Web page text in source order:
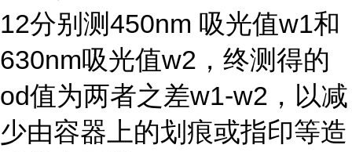
12分别测 450nm 吸光值w1和
630nm吸光值w2 ，终测得的
od值为两者之差w1-w2 ，以减
少由容器上的划痕或指印等造